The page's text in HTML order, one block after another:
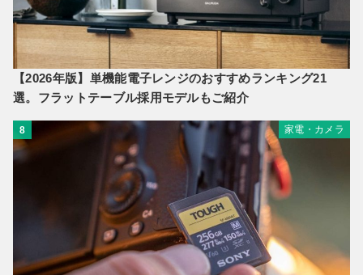
【2026年版】単機能電子レンジのおすすめランキング21
選。フラットテーブル採用モデルもご紹介
8 家電・カメラ